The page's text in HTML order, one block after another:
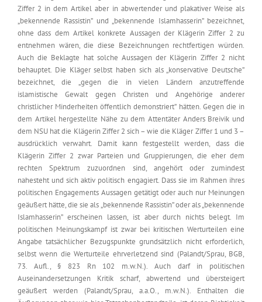
Ziffer 2 in dem Artikel aber in abwertender und plakativer Weise als
„bekennende Rassistin” und „bekennende Islamhasserin” bezeichnet,
ohne dass dem Artikel konkrete Aussagen der Klägerin Ziffer 2 zu
entnehmen wären, die diese Bezeichnungen rechtfertigen würden.
Auch die Beklagte hat solche Aussagen der Klägerin Ziffer 2 nicht
behauptet. Die Kläger selbst haben sich als „konservative Deutsche”
bezeichnet, die „gegen die in vielen Ländern anzutreffende
islamistische Gewalt gegen Christen und Angehörige anderer
christlicher Minderheiten öffentlich demonstriert” hätten. Gegen die in
dem Artikel hergestellte Nähe zu dem Attentäter Anders Breivik und
dem NSU hat die Klägerin Ziffer 2 sich – wie die Kläger Ziffer 1 und 3 –
ausdrücklich verwahrt. Damit kann festgestellt werden, dass die
Klägerin Ziffer 2 zwar Parteien und Gruppierungen, die eher dem
rechten Spektrum zuzuordnen sind, angehört oder zumindest
nahesteht und sich aktiv politisch engagiert. Dass sie im Rahmen ihres
politischen Engagements Aussagen getätigt oder auch nur Meinungen
geäußert hätte, die sie als „bekennende Rassistin” oder als „bekennende
Islamhasserin” erscheinen lassen, ist aber durch nichts belegt. Im
politischen Meinungskampf ist zwar bei kritischen Werturteilen eine
Angabe tatsächlicher Bezugspunkte grundsätzlich nicht erforderlich,
selbst wenn die Werturteile ehrverletzend sind (Palandt/Sprau, BGB,
73. Aufl., § 823 Rn 102 m.w.N.). Auch darf in politischen
Auseinandersetzungen Kritik scharf, abwertend und übersteigert
geäußert werden (Palandt/Sprau, a.a.O., m.w.N.). Enthalten die